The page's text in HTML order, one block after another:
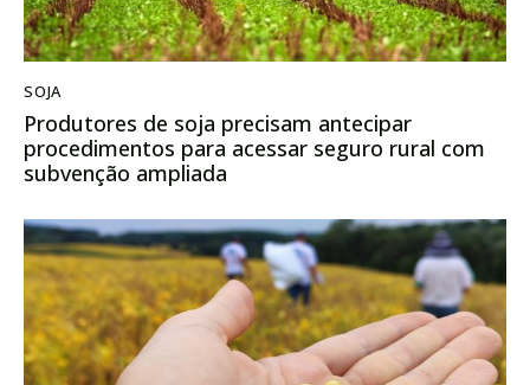
SOJA
Produtores de soja precisam antecipar
procedimentos para acessar seguro rural com
subvenção ampliada